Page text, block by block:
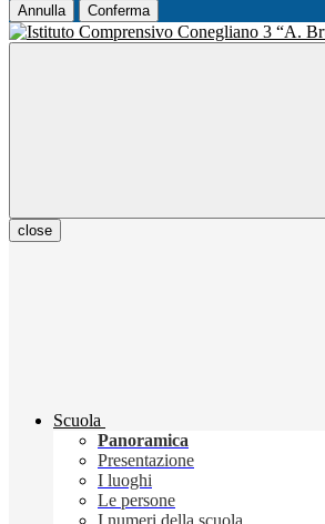
Annulla Conferma
close
Scuola
Panoramica
Presentazione
I luoghi
Le persone